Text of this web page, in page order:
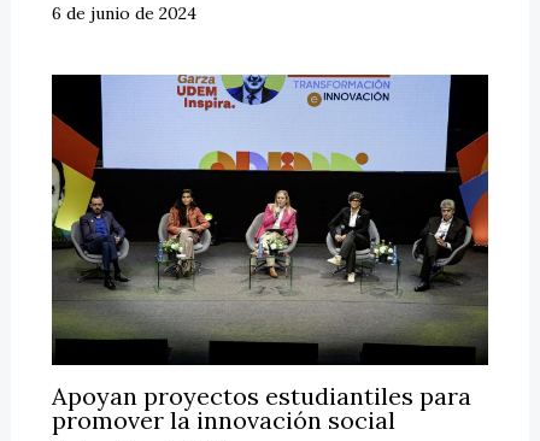
6 de junio de 2024
Apoyan proyectos estudiantiles para
promover la innovación social